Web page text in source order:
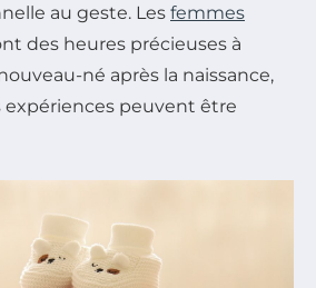
au geste. Les femmes
des heures précieuses à
né après la naissance,
expériences peuvent être